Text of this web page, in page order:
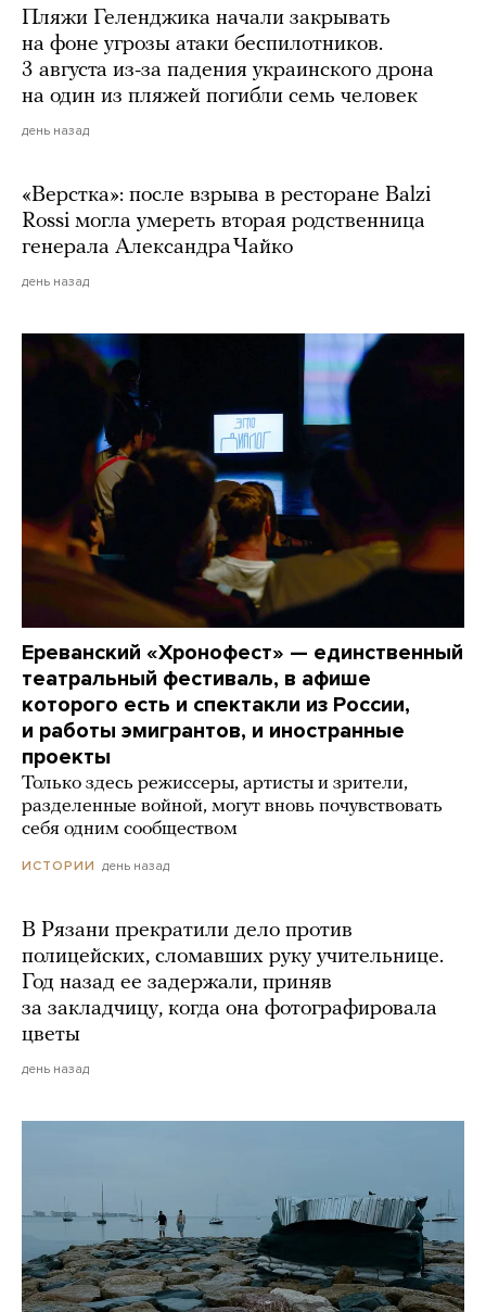
Пляжи Геленджика начали закрывать
на фоне угрозы атаки беспилотников.
3 августа из-за падения украинского дрона
на один из пляжей погибли семь человек
день назад
«Верстка»: после взрыва в ресторане Balzi
Rossi могла умереть вторая родственница
генерала Александра Чайко
день назад
Ереванский «Хронофест» — единственный
театральный фестиваль, в афише
которого есть и спектакли из России,
и работы эмигрантов, и иностранные
проекты
Только здесь режиссеры, артисты и зрители,
разделенные войной, могут вновь почувствовать
себя одним сообществом
ИСТОРИИ день назад
В Рязани прекратили дело против
полицейских, сломавших руку учительнице.
Год назад ее задержали, приняв
за закладчицу, когда она фотографировала
цветы
день назад